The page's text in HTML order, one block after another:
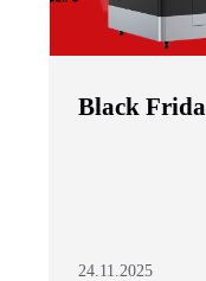
Black
24.11.2025